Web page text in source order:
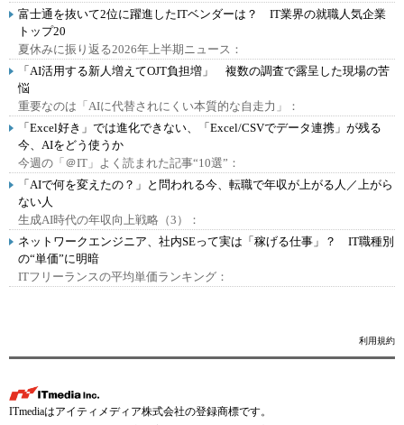
富士通を抜いて2位に躍進したITベンダーは？ IT業界の就職人気企業
トップ20
夏休みに振り返る2026年上半期ニュース：
「AI活用する新人増えてOJT負担増」 複数の調査で露呈した現場の苦
悩
重要なのは「AIに代替されにくい本質的な自走力」：
「Excel好き」では進化できない、「Excel/CSVでデータ連携」が残る
今、AIをどう使うか
今週の「＠IT」よく読まれた記事“10選”：
「AIで何を変えたの？」と問われる今、転職で年収が上がる人／上がら
ない人
生成AI時代の年収向上戦略（3）：
ネットワークエンジニア、社内SEって実は「稼げる仕事」？ IT職種別
の“単価”に明暗
ITフリーランスの平均単価ランキング：
利用規約
ITmediaはアイティメディア株式会社の登録商標です。